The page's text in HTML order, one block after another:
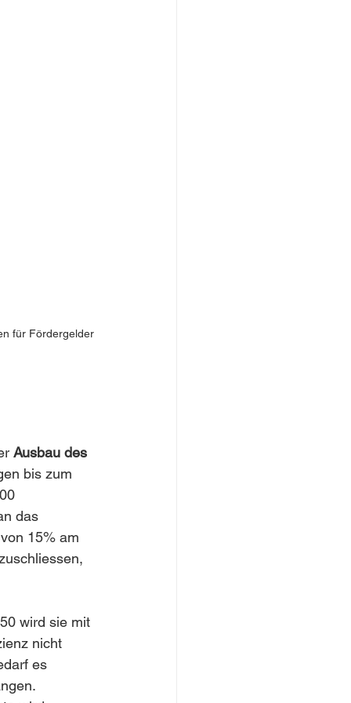
für Fördergelder
Ausbau des
bis zum
das
15% am
wird sie mit
nicht
es